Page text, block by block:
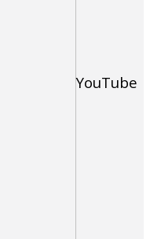
YouTube